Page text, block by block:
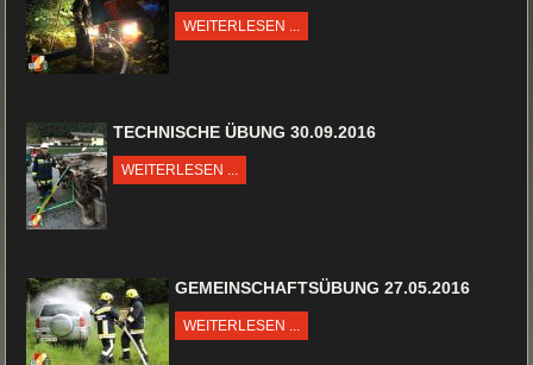
WEITERLESEN ...
TECHNISCHE ÜBUNG 30.09.2016
WEITERLESEN ...
GEMEINSCHAFTSÜBUNG 27.05.2016
WEITERLESEN ...